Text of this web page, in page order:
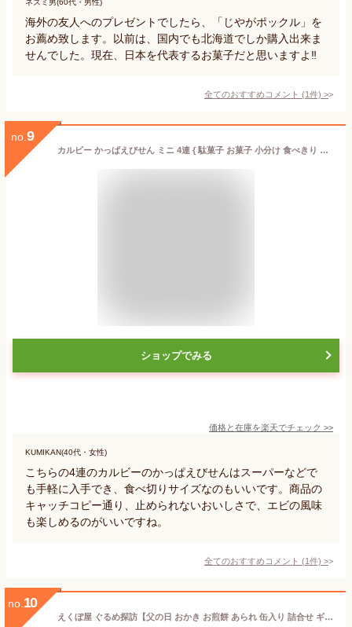
ネズミ男(60代・男性)
海外の友人へのプレゼントでしたら、「じやがポックル」を
お薦め致します。以前は、国内でも北海道でしか購入出来ま
せんでした。現在、日本を代表するお菓子だと思いますよ‼️
全てのおすすめコメント (1件) >
no. 9
カルビー かっぱえびせん ミニ 4連 { 駄菓子 お菓子 小分け 食べきり 食べ切り おやつ かっぱえびせん えびせん えびせんべい }{ 子供会 景品 お祭り くじ引き 縁日 個装 個包装 配布 }
ショップでみる
価格と在庫を楽天でチェック >>
KUMIKAN(40代・女性)
こちらの4連のカルビーのかっぱえびせんはスーパーなどで
も手軽に入手でき、食べ切りサイズなのもいいです。商品の
キャッチコピー通り、止められないおいしさで、エビの風味
も楽しめるのがいいですね。
全てのおすすめコメント (1件) >
no. 10
えくぼ屋 ぐるめ探訪【父の日 おかき お煎餅 あられ 缶入り 詰合せ ギフト 和菓子 お茶菓子 ご挨拶 職場 おやつ お茶 保存食 個包装 贈答品 お土産 和風 伝統菓子 高級感 日本製 上品 美味しい 手土産 人気 定番 おすすめ お菓子 高級 国産米使用 贈り物】